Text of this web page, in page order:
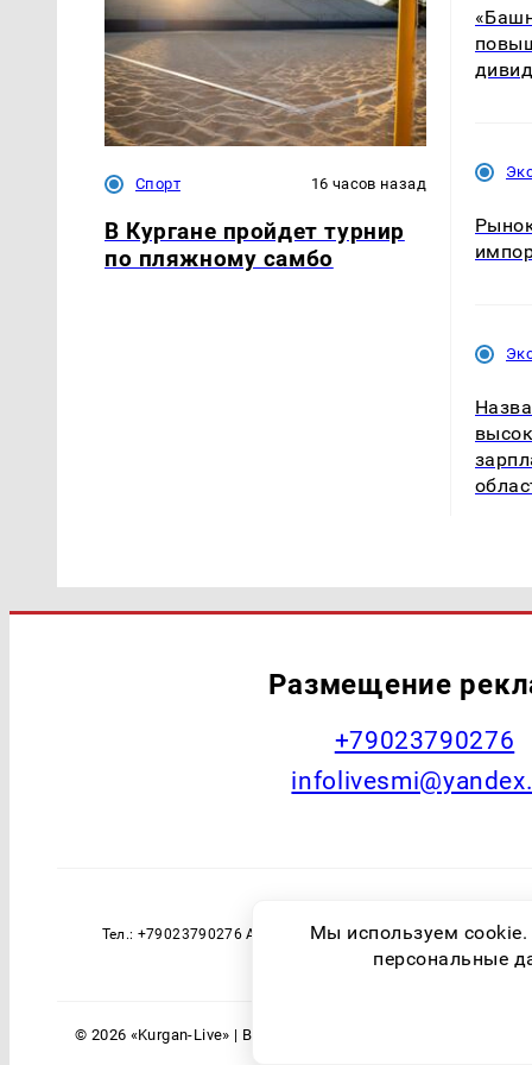
Спорт 16 часов назад
В Кургане пройдет турнир
по пляжному самбо
Размещение
+79023790276
Тел.: +79023790276 Адрес эл. почты:
технологий и
© 2026 «Kurgan-Live» | Все права защищены
Мы используем
персональные